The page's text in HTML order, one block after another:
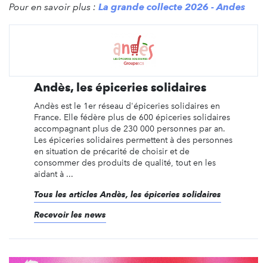
Pour en savoir plus : La grande collecte 2026 - Andes
Andès, les épiceries solidaires
Andès est le 1er réseau d'épiceries solidaires en
France. Elle fédère plus de 600 épiceries solidaires
accompagnant plus de 230 000 personnes par an.
Les épiceries solidaires permettent à des personnes
en situation de précarité de choisir et de
consommer des produits de qualité, tout en les
aidant à ...
Tous les articles Andès, les épiceries solidaires
Recevoir les news